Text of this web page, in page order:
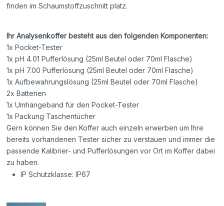
finden im Schaumstoffzuschnitt platz.
Ihr Analysenkoffer besteht aus den folgenden Komponenten:
1x Pocket-Tester
1x pH 4.01 Pufferlösung (25ml Beutel oder 70ml Flasche)
1x pH 7.00 Pufferlösung (25ml Beutel oder 70ml Flasche)
1x Aufbewahrungslösung (25ml Beutel oder 70ml Flasche)
2x Batterien
1x Umhängeband für den Pocket-Tester
1x Packung Taschentücher
Gern können Sie den Koffer auch einzeln erwerben um Ihre
bereits vorhandenen Tester sicher zu verstauen und immer die
passende Kalibrier- und Pufferlösungen vor Ort im Koffer dabei
zu haben.
IP Schutzklasse: IP67